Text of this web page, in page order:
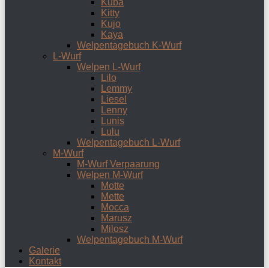
Kuba
Kitty
Kujo
Kaya
Welpentagebuch K-Wurf
L-Wurf
Welpen L-Wurf
Lilo
Lemmy
Liesel
Lenny
Lunis
Lulu
Welpentagebuch L-Wurf
M-Wurf
M-Wurf Verpaarung
Welpen M-Wurf
Motte
Mette
Mocca
Marusz
Milosz
Welpentagebuch M-Wurf
Galerie
Kontakt